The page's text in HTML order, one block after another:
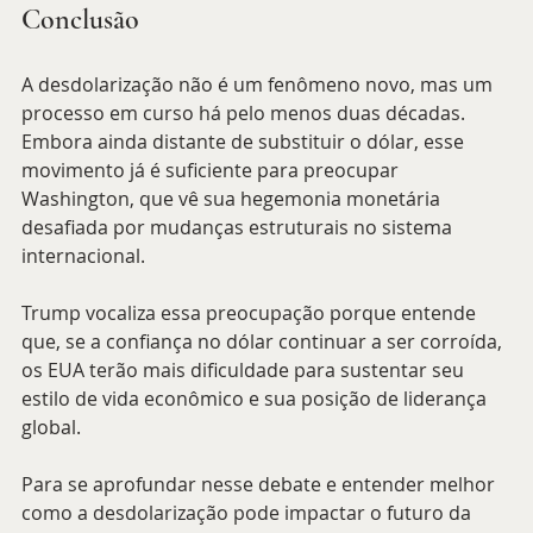
Conclusão
A desdolarização não é um fenômeno novo, mas um
processo em curso há pelo menos duas décadas.
Embora ainda distante de substituir o dólar, esse
movimento já é suficiente para preocupar
Washington, que vê sua hegemonia monetária
desafiada por mudanças estruturais no sistema
internacional.
Trump vocaliza essa preocupação porque entende
que, se a confiança no dólar continuar a ser corroída,
os EUA terão mais dificuldade para sustentar seu
estilo de vida econômico e sua posição de liderança
global.
Para se aprofundar nesse debate e entender melhor
como a desdolarização pode impactar o futuro da